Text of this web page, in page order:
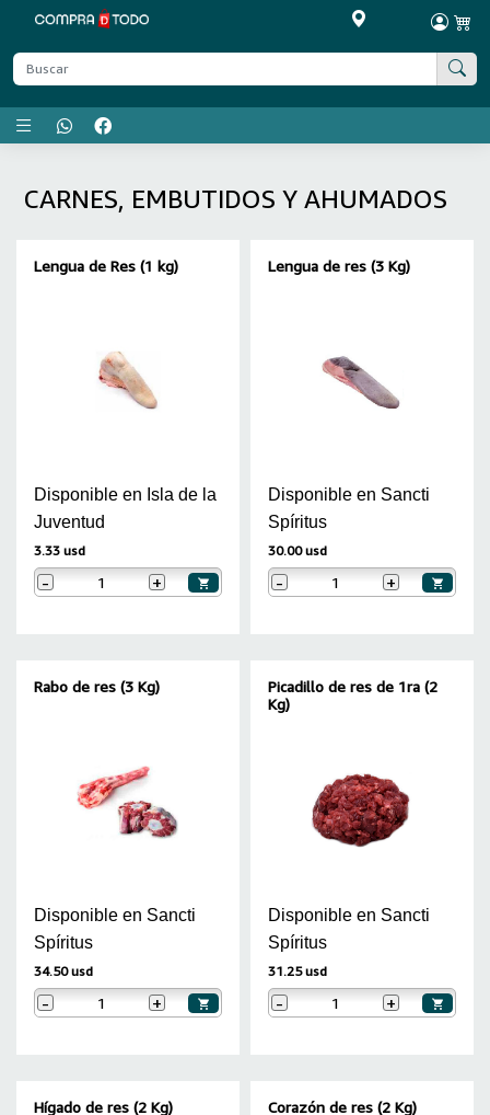
Menú principal
CARNES, EMBUTIDOS Y AHUMADOS
Lengua de Res (1 kg)
Disponible en Isla de la
Juventud
3.33 usd
- +
Lengua de res (3 Kg)
Disponible en Sancti
Spíritus
30.00 usd
- +
Rabo de res (3 Kg)
Disponible en Sancti
Spíritus
34.50 usd
- +
Picadillo de res de 1ra (2
Kg)
Disponible en Sancti
Spíritus
31.25 usd
- +
Hígado de res (2 Kg) Corazón de res (2 Kg)